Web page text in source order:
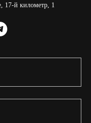
17-й километр, 1